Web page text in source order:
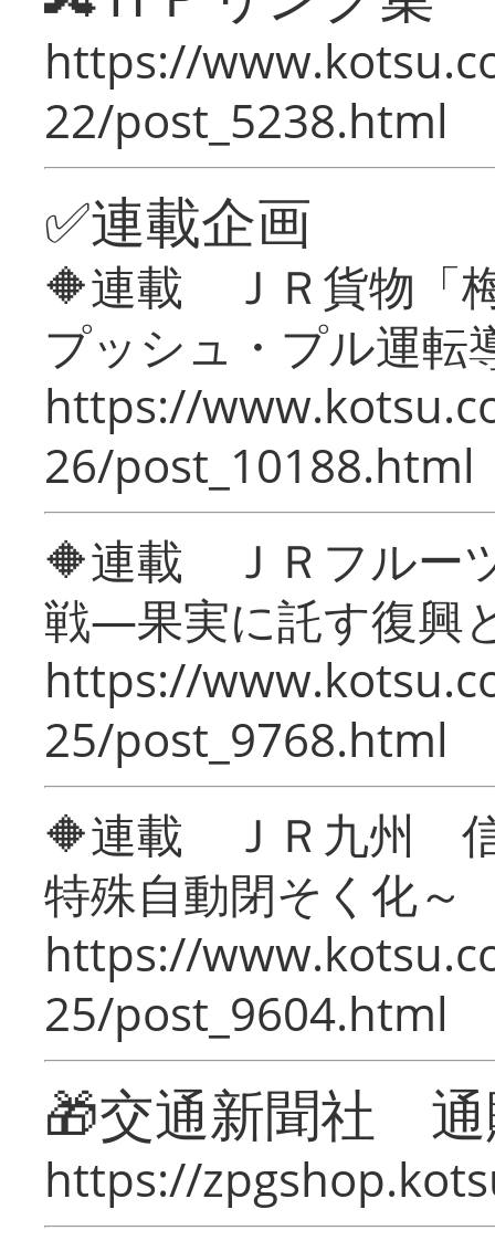
https://
22/post_5238.html
✅連載企画
🔶連載 ＪＲ貨物「
プッシュ・プル運転
https://
26/post_10188.html
🔶連載 ＪＲフルー
戦―果実に託す復興
https://
25/post_9768.html
🔶連載 ＪＲ九州 信
特殊自動閉そく化～
https://
25/post_9604.html
🎁交通新聞社
https://